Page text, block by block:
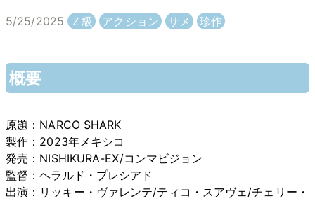
5/25/2025 Ｚ級 アクション サメ 珍作
概要
原題：NARCO SHARK
製作：2023年メキシコ
発売：NISHIKURA-EX/コンマビジョン
監督：ヘラルド・プレシアド
出演：リッキー・ヴァレンテ/ティコ・スアヴェ/チェリー・